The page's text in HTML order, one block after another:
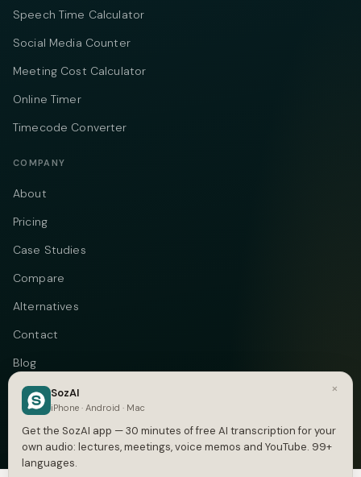
Speech Time Calculator
Social Media Counter
Meeting Cost Calculator
Online Timer
Timecode Converter
COMPANY
About
Pricing
Case Studies
Compare
Alternatives
Contact
Blog
Privacy
Terms
×
SozAI
iPhone · Android · Mac
Get the SozAI app — 30 minutes of free AI transcription for your
own audio: lectures, meetings, voice memos and YouTube. 99+
languages.